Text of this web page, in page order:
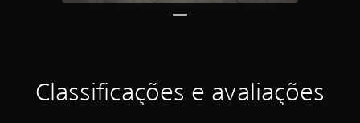
Classificações e avaliações